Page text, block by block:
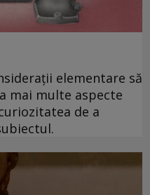
elementare să
mai multe aspecte
de a